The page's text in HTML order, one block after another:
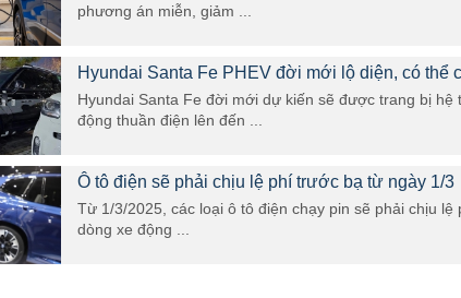
phương án miễn, giảm ...
Hyundai Santa Fe PHEV đời mới lộ diện, có thể
Hyundai Santa Fe đời mới dự kiến sẽ được trang bị
động thuần điện lên đến ...
Ô tô điện sẽ phải chịu lệ phí trước bạ từ ngày 1/3
Từ 1/3/2025, các loại ô tô điện chạy pin sẽ phải chịu
dòng xe động ...